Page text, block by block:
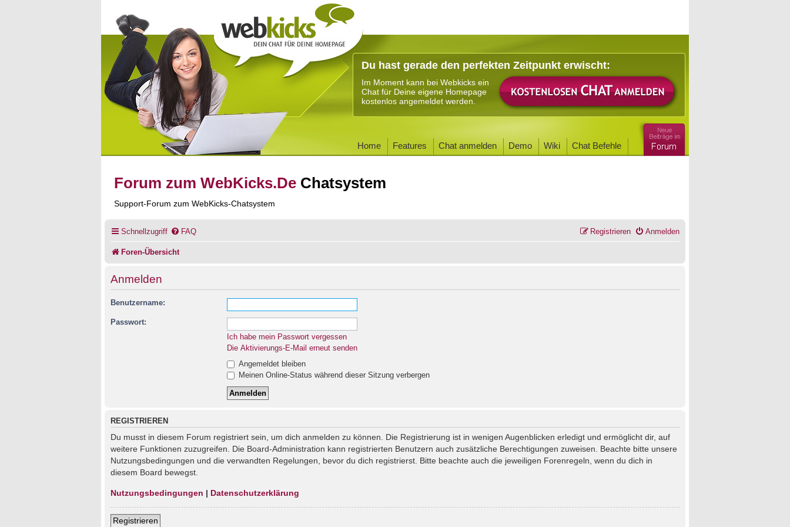
Du hast gerade den perfekten Zeitpunkt erwischt:
Im Moment kann bei Webkicks ein
Chat für Deine eigene Homepage
kostenlos angemeldet werden.
Home Features Chat anmelden Demo Wiki Chat Befehle
Forum zum WebKicks.De Chatsystem
Support-Forum zum WebKicks-Chatsystem
Schnellzugriff FAQ Anmelden
Registrieren
Foren-Übersicht
Anmelden
Benutzername:
Passwort:
Ich habe mein Passwort vergessen
Die Aktivierungs-E-Mail erneut senden
Angemeldet bleiben
Meinen Online-Status während dieser Sitzung verbergen
REGISTRIEREN
Du musst in diesem Forum registriert sein, um dich anmelden zu können. Die Registrierung ist in wenigen Augenblicken erledigt und ermöglicht dir, auf
weitere Funktionen zuzugreifen. Die Board-Administration kann registrierten Benutzern auch zusätzliche Berechtigungen zuweisen. Beachte bitte unsere
Nutzungsbedingungen und die verwandten Regelungen, bevor du dich registrierst. Bitte beachte auch die jeweiligen Forenregeln, wenn du dich in
diesem Board bewegst.
Nutzungsbedingungen | Datenschutzerklärung
Registrieren